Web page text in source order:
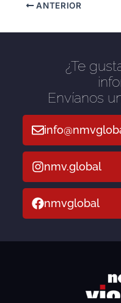
ANTERIOR
¿Te
Envíanos
nmv.global
nmvglobal